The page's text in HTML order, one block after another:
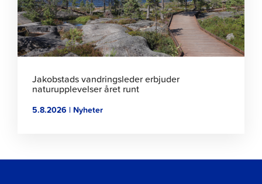
Jakobstads vandringsleder erbjuder
naturupplevelser året runt
5.8.2026 | Nyheter